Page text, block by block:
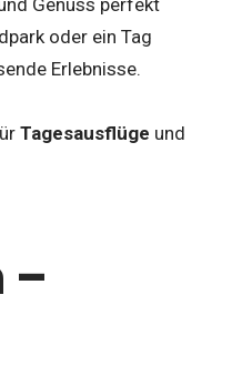
oder ein Tag
Erlebnisse.
Tagesausflüge und
–